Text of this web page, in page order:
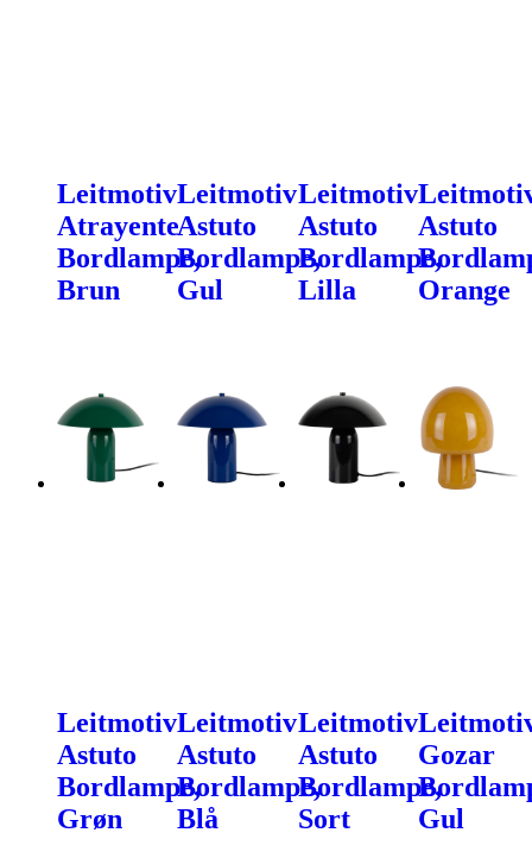
Leitmotiv
Atrayente
Bordlampe,
Brun
Leitmotiv
Astuto
Bordlampe,
Gul
Leitmotiv
Astuto
Bordlampe,
Lilla
Astuto
Orange
Leitmotiv
Astuto
Bordlampe,
Grøn
Leitmotiv
Astuto
Bordlampe,
Blå
Leitmotiv
Astuto
Bordlampe,
Sort
Gozar
Gul